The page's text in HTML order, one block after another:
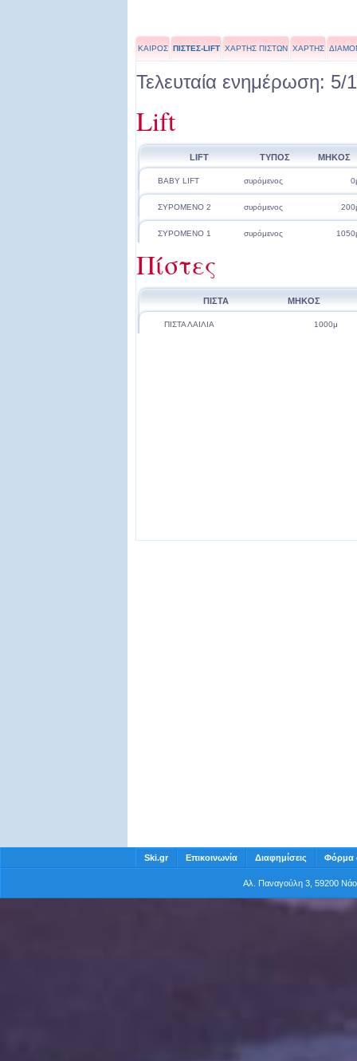
ΚΑΙΡΟΣ ΠΙΣΤΕΣ-LIFT ΧΑΡΤΗΣ ΠΙΣΤΩΝ ΧΑΡΤΗΣ
Τελευταία ενημέρωση:
Lift
LIFT ΤΥΠΟΣ ΜΗΚΟΣ
BABY LIFT συρόμενος
ΣΥΡΟΜΕΝΟ 2 συρόμενος
ΣΥΡΟΜΕΝΟ 1 συρόμενος
Πίστες
ΠΙΣΤΑ ΜΗΚΟΣ
ΠΙΣΤΑ ΛΑΙΛΙΑ 1000μ
Ski.gr Επικοινωνία Διαφημίσεις Φόρμα
Αλ. Παναγούλη 3, 59200